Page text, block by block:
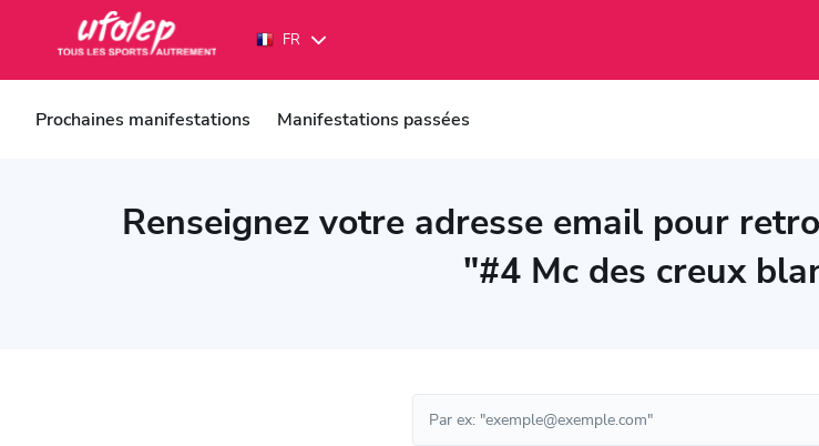
FR
FR
EN
Prochaines manifestations Manifestations passées
Renseignez votre adresse email pour
"#4 Mc des creux
Panneau de gestion des cookies